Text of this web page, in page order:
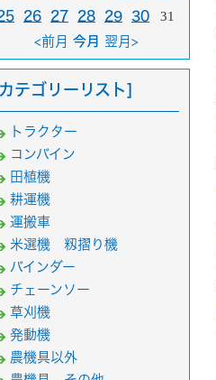
26 27 28 29 30 31
<前月 今月 翌月>
テゴリーリスト]
トラクター
コンバイン
田植機
耕運機
運搬車
米選機 籾摺り機
バインダー
チェーンソー
草刈機
発動機
農機具以外